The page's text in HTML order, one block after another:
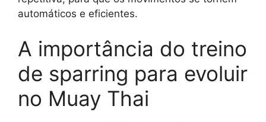
automáticos e eficientes.
A importância do treino
de sparring para evoluir
no Muay Thai